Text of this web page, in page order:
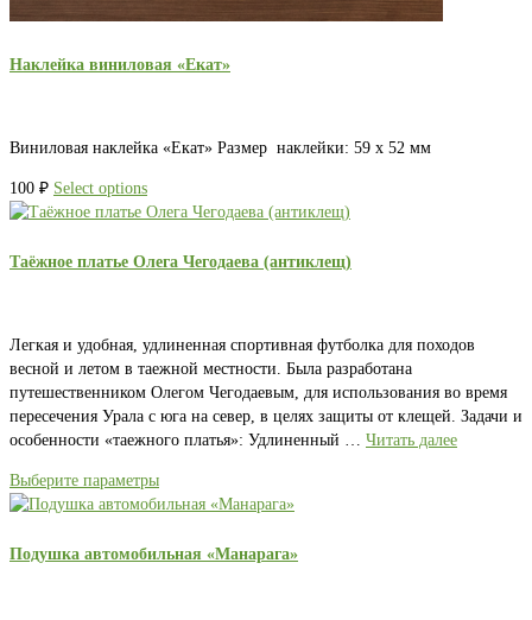
Наклейка виниловая «Екат»
Виниловая наклейка «Екат» Размер наклейки: 59 х 52 мм
100 ₽ Select options
Таёжное платье Олега Чегодаева (антиклещ)
Легкая и удобная, удлиненная спортивная футболка для походов
весной и летом в таежной местности. Была разработана
путешественником Олегом Чегодаевым, для использования во время
пересечения Урала с юга на север, в целях защиты от клещей. Задачи и
особенности «таежного платья»: Удлиненный … Читать далее
Выберите параметры
Подушка автомобильная «Манарага»